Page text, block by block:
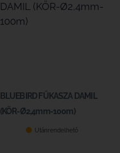
BLUEBIRD FŰKASZA DAMIL
(KÖR-Ø2,4mm-100m)
Utánrendelhető